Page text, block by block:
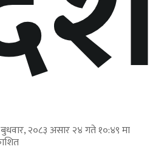
२०८३ असार २४ गते १०:४९ मा